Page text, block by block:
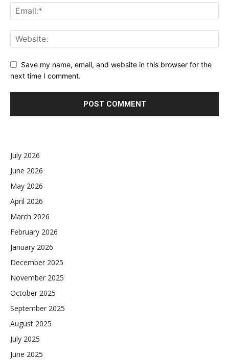
Save my name, email, and website in this browser for the
next time I comment.
July 2026
June 2026
May 2026
April 2026
March 2026
February 2026
January 2026
December 2025
November 2025
October 2025
September 2025
August 2025
July 2025
June 2025